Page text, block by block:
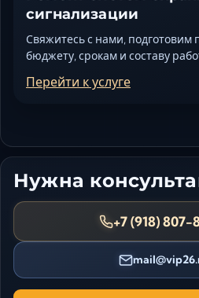
сигнализации
Свяжитесь с нами, подготовим
бюджету, срокам и составу
Перейти к услуге
Нужна
+7 (918) 807-